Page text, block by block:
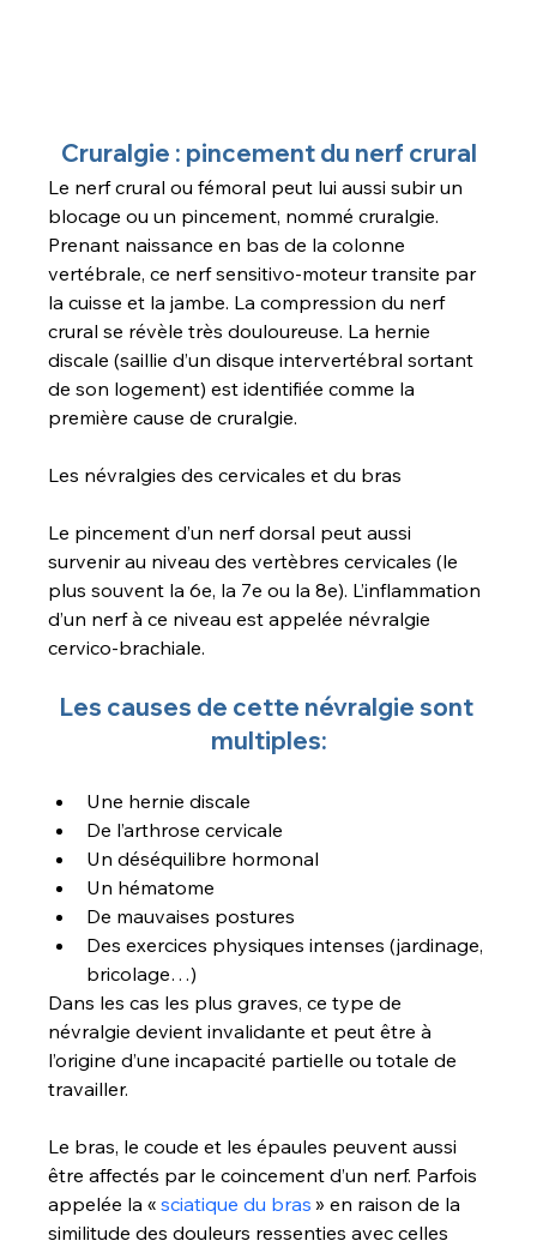
Cruralgie : pincement du nerf crural
Le nerf crural ou fémoral peut lui aussi subir un
blocage ou un pincement, nommé cruralgie.
Prenant naissance en bas de la colonne
vertébrale, ce nerf sensitivo-moteur transite par
la cuisse et la jambe. La compression du nerf
crural se révèle très douloureuse. La hernie
discale (saillie d’un disque intervertébral sortant
de son logement) est identifiée comme la
première cause de cruralgie.
Les névralgies des cervicales et du bras
Le pincement d’un nerf dorsal peut aussi
survenir au niveau des vertèbres cervicales (le
plus souvent la 6e, la 7e ou la 8e). L’inflammation
d’un nerf à ce niveau est appelée névralgie
cervico-brachiale.
Les causes de cette névralgie sont
multiples:
Une hernie discale
De l’arthrose cervicale
Un déséquilibre hormonal
Un hématome
De mauvaises postures
Des exercices physiques intenses (jardinage,
bricolage…)
Dans les cas les plus graves, ce type de
névralgie devient invalidante et peut être à
l’origine d’une incapacité partielle ou totale de
travailler.
Le bras, le coude et les épaules peuvent aussi
être affectés par le coincement d’un nerf. Parfois
appelée la « sciatique du bras » en raison de la
similitude des douleurs ressenties avec celles